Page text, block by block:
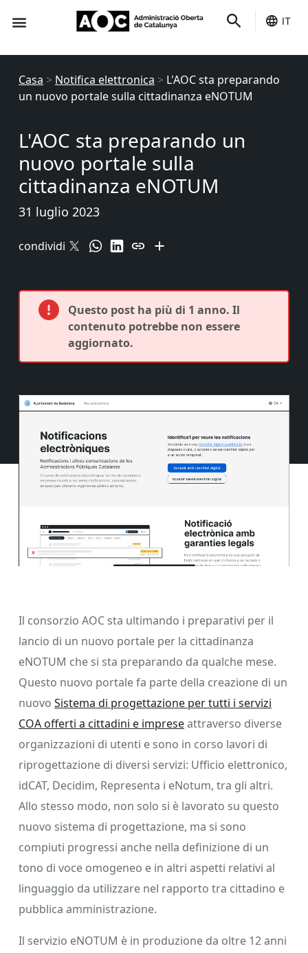
IT
Casa > Notifica elettronica > L'AOC sta preparando
un nuovo portale sulla cittadinanza eNOTUM
L'AOC sta preparando un
nuovo portale sulla
cittadinanza eNOTUM
31 luglio 2023
condividi
Questo post ha più di 1 anno. Il
contenuto potrebbe non essere
aggiornato.
Il consorzio AOC sta ultimando i preparativi per il
lancio di un nuovo portale per la cittadinanza
eNOTUM che si sta preparando da qualche mese.
Questo nuovo portale fa parte della creazione di un
nuovo Sistema di progettazione per tutti i servizi
COA offerti a cittadini e impreseattraverso diverse
organizzazioni di utenti e sono in corso lavori di
riprogettazione di diversi servizi: Ufficio elettronico,
idCAT, Decidim, Representa i eNotum, tra gli altri.
Allo stesso modo, non solo si è lavorato su questo
nuovo sistema di progettazione, ma si sono
compiuti progressi anche nella definizione di un
tono di voce omogeneo e in altri aspetti relativi al
linguaggio da utilizzare nel rapporto tra cittadino e
pubblica amministrazione.
Il servizio eNOTUM è in produzione da oltre 12 anni